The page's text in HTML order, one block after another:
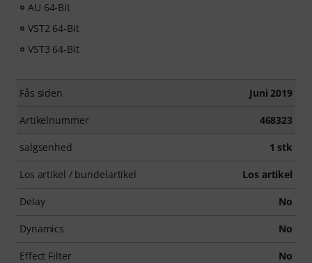
AU 64-Bit
VST2 64-Bit
VST3 64-Bit
Fås siden Juni 2019
Artikelnummer 468323
salgsenhed 1 stk
Los artikel / bundelartikel Los artikel
Delay No
Dynamics No
Effect Filter No